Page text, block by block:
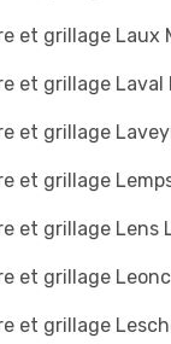
et grillage Laux
et grillage Laval
et grillage
et grillage
et grillage Lens
et grillage
et grillage